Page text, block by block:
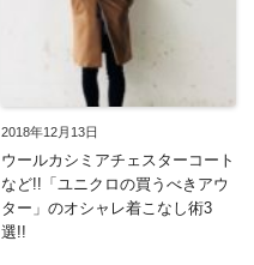
2018年12月13日
ウールカシミアチェスターコート
など!!「ユニクロの買うべきアウ
ター」のオシャレ着こなし術3
選!!